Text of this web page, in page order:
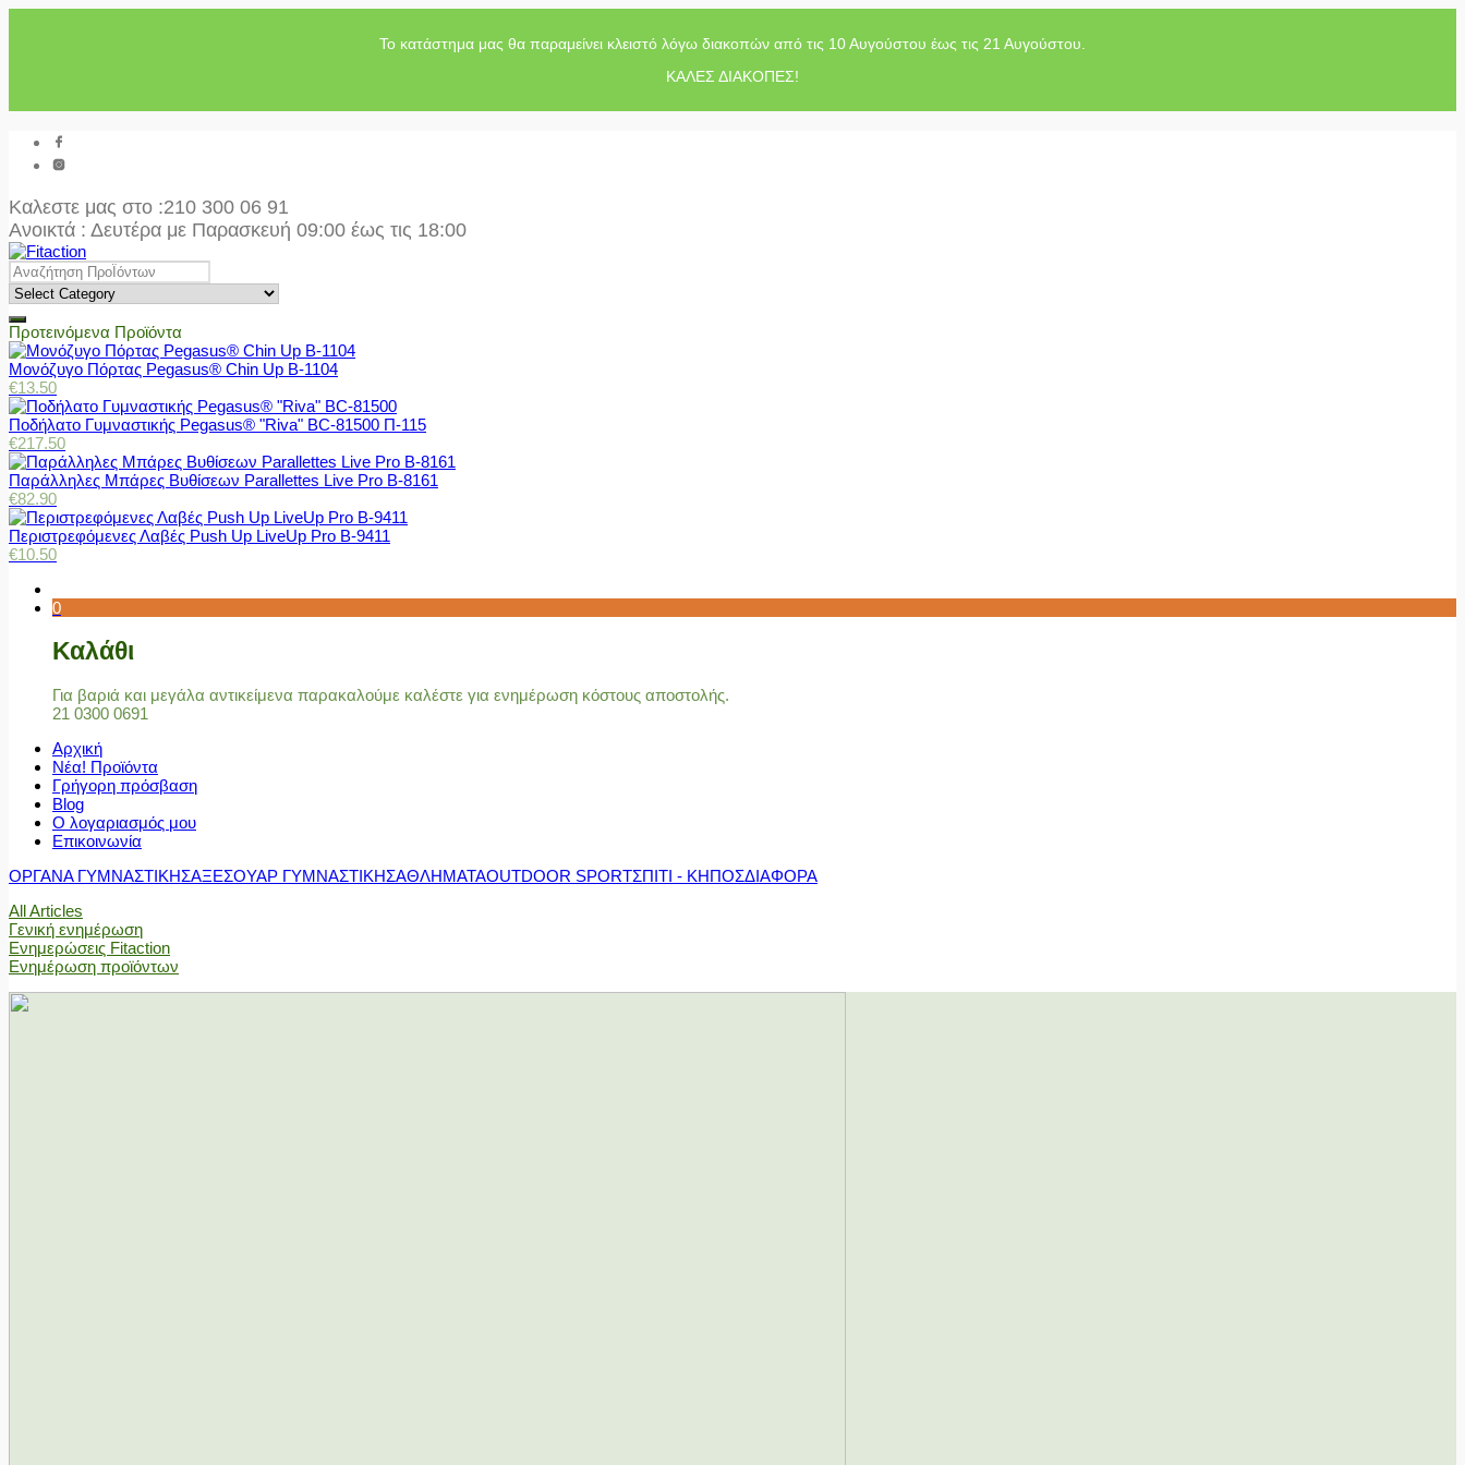
Το κατάστημα μας θα παραμείνει κλειστό λόγω διακοπών από τις 10 Αυγούστου έως τις 21 Αυγούστου.
ΚΑΛΕΣ ΔΙΑΚΟΠΕΣ!
Καλεστε μας στο :210 300 06 91
Ανοικτά : Δευτέρα με Παρασκευή 09:00 έως τις 18:00
Προτεινόμενα Προϊόντα
Μονόζυγο Πόρτας Pegasus® Chin Up Β-1104
€13.50
Ποδήλατο Γυμναστικής Pegasus® "Riva" BC-81500 Π-115
€217.50
Παράλληλες Μπάρες Βυθίσεων Parallettes Live Pro Β-8161
€82.90
Περιστρεφόμενες Λαβές Push Up LiveUp Pro Β-9411
€10.50
0
Καλάθι
Για βαριά και μεγάλα αντικείμενα παρακαλούμε καλέστε για ενημέρωση κόστους αποστολής.
21 0300 0691
Αρχική
Νέα! Προϊόντα
Γρήγορη πρόσβαση
Blog
Ο λογαριασμός μου
Επικοινωνία
ΟΡΓΑΝΑ ΓΥΜΝΑΣΤΙΚΗΣΑΞΕΣΟΥΑΡ ΓΥΜΝΑΣΤΙΚΗΣΑΘΛΗΜΑΤΑOUTDOOR SPORTΣΠΙΤΙ - ΚΗΠΟΣΔΙΑΦΟΡΑ
All Articles
Γενική ενημέρωση
Ενημερώσεις Fitaction
Ενημέρωση προϊόντων